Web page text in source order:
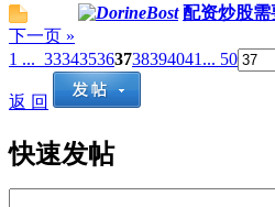
配资炒股需
下一页 »
1 ... 333435363738394041 ... 50
返 回
快速发帖